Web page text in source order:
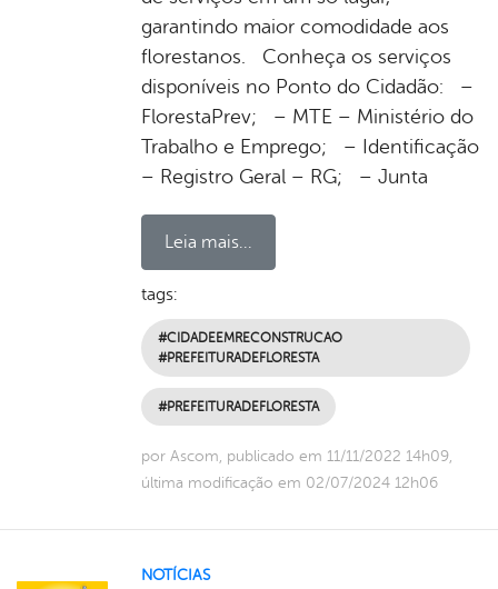
garantindo maior comodidade aos
florestanos. Conheça os serviços
disponíveis no Ponto do Cidadão: –
FlorestaPrev; – MTE – Ministério do
Trabalho e Emprego; – Identificação
– Registro Geral – RG; – Junta
Leia mais...
tags:
#CIDADEEMRECONSTRUCAO
#PREFEITURADEFLORESTA
#PREFEITURADEFLORESTA
por Ascom, publicado em 11/11/2022 14h09,
última modificação em 02/07/2024 12h06
NOTÍCIAS